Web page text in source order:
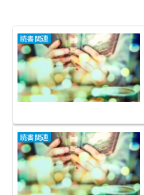
読書関連
読書関連